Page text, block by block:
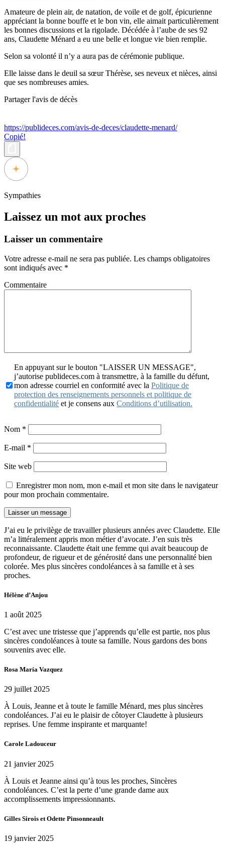
Amateure de plein air, de natation, de voile et de golf, épicurienne
appréciant la bonne bouffe et le bon vin, elle aimait particulièrement
les bonnes discussions et la rigolade. Décédée à l’aube de ses 92
ans, Claudette Ménard a eu une belle et longue vie bien remplie.
Selon sa volonté il n’y a aura pas de cérémonie publique.
Elle laisse dans le deuil sa sœur Thérèse, ses neveux et nièces, ainsi
que ses nombreuses amies.
Partager l'avis de décès
https://publideces.com/avis-de-deces/claudette-menard/
Copié!
Sympathies
Laissez un mot aux proches
Laisser un commentaire
Votre adresse e-mail ne sera pas publiée. Les champs obligatoires
sont indiqués avec *
Commentaire
En appuyant sur le bouton "LAISSER UN MESSAGE",
j’autorise publideces.com à transmettre, à la famille du défunt,
mon adresse courriel en conformité avec la Politique de
protection des renseignements personnels et politique de
confidentialité et je consens aux Conditions d’utilisation.
Nom *
E-mail *
Site web
Enregistrer mon nom, mon e-mail et mon site dans le navigateur
pour mon prochain commentaire.
J’ai eu le privilège de travailler plusieurs années avec Claudette. Elle
m’a littéralement appris mon métier d’avocate. J’en suis très
reconnaissante. Claudette était une femme qui avait beaucoup de
profondeur, de rigueur et de générosité dans une personnalité bien
colorée. Mes plus sincères condoléances à sa famille et à ses
proches.
Hélène d’Anjou
1 août 2025
C’est avec une tristesse que j’apprends qu’elle est partie, nos plus
sincères condoléances à toute sa famille. Nous gardons des bons
souvenirs avec elle.
Rosa María Vazquez
29 juillet 2025
À Louis, Jeanne et à toute le famille Ménard, mes plus sincères
condoléances. J’ai eu le plaisir de côtoyer Claudette à plusieurs
reprises. Une femme inspirante et marquante!
Carole Ladouceur
21 janvier 2025
À Louis et Jeanne ainsi qu’à tous les proches, Sincères
condoléances. C’est la perte d’une grande dame aux
accomplissements impressionnants.
Gilles Sirois et Odette Pinsonneault
19 janvier 2025